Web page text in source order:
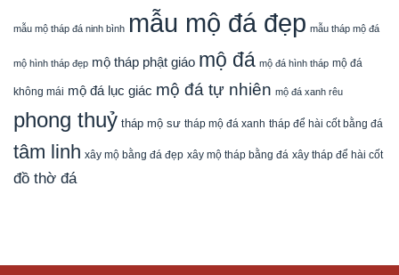
mẫu mộ tháp đá ninh bình mẫu mộ đá đẹp mẫu tháp mộ đá
mộ hình tháp đẹp mộ tháp phật giáo mộ đá mộ đá hình tháp mộ đá
không mái mộ đá lục giác mộ đá tự nhiên mộ đá xanh rêu
phong thuỷ tháp mộ sư tháp mộ đá xanh tháp để hài cốt bằng đá
tâm linh xây mộ bằng đá đẹp xây mộ tháp bằng đá xây tháp để hài cốt
đồ thờ đá